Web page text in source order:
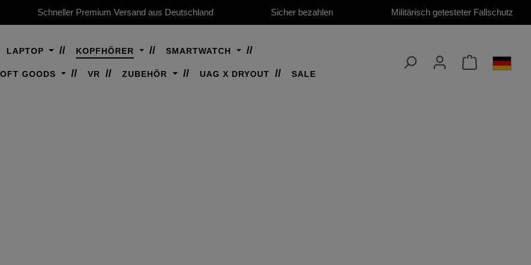
Schneller Premium Versand aus Deutschland Sicher bezahlen Militärisch getesteter Fallschutz
LAPTOP KOPFHÖRER SMARTWATCH
GOODS VR ZUBEHÖR UAG X DRYOUT SALE